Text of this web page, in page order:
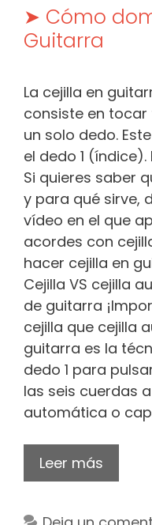
➤ Cómo
Guitarra
La cejilla en
consiste en
un solo dedo.
el dedo 1
Si quieres saber
y para qué sirve,
vídeo en el que
acordes con
hacer cejilla en
Cejilla VS cejilla
de guitarra
cejilla que cejilla
guitarra es la
dedo 1 para
las seis cuerdas
automática o
Leer más